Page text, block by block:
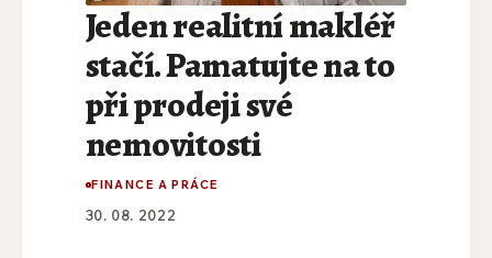
Jeden realitní makléř
stačí. Pamatujte na to
při prodeji své
nemovitosti
FINANCE A PRÁCE
30. 08. 2022